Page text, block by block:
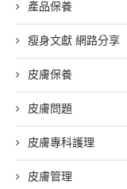
產品保養
瘦身文獻 網路分享
皮膚保養
皮膚問題
皮膚專科護理
皮膚管理